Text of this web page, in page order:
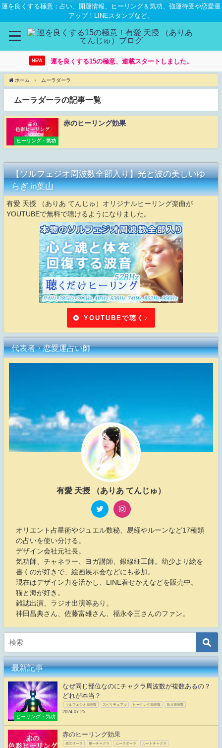
運を良くする極意：占い、開運情報、ヒーリング＆気功、強運待受や恋愛運
アップ！LINEスタンプなど。
NEW 運を良くする15の極意、連載スタートしました。
ホーム ムーラダーラ
ムーラダーラの記事一覧
ヒーリング・気功
赤のヒーリング効果
【ソルフェジオ周波数全部入り】光と波の美しいゆ
らぎ in葉山
有愛 天授 （ありあ てんじゅ）オリジナルヒーリング楽曲が
YOUTUBEで無料で聴けるようになりました。
YOUTUBEで聴く♪
代表者・恋愛運占い師
有愛 天授 （ありあ てんじゅ）
オリエント占星術やジュエル数秘、易経やルーンなど17種類
の占いを使い分ける。
デザイン会社元社長。
気功師、チャネラー、ヨガ講師、銀線細工師。幼少より絵を
書くのが好きで、絵画展示会などにも参加。
現在はデザイン力を活かし、LINE着せかえなどを販売中。
猫と海が好き。
雑誌出演、ラジオ出演等あり。
神田昌典さん、佐藤富雄さん、福永令三さんのファン。
最新記事
ヒーリング・気功
なぜ同じ部位なのにチャクラ周波数が複数あるの？
どれが本当？
ソルフェジオ周波数 スピリチュアル ヒーリング周波数 ヨガ周波数
2024.07.25
赤のヒーリング効果
赤のオーラ 第一チャクラ ムーラダーラ ルートチャクラ